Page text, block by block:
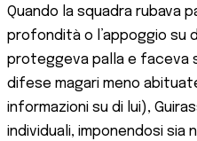
Quando la squadra rubava
profondità o l’appoggio su
proteggeva palla e faceva
difese magari meno
informazioni su di lui),
individuali, imponendosi sia